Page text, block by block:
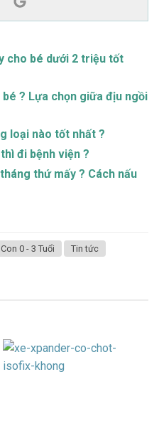
cho bé dưới 2 triệu tốt
? Lựa chọn giữa địu ngồi
loại nào tốt nhất ?
đi bệnh viện ?
thứ mấy ? Cách nấu
0 - 3 Tuổi Tin tức